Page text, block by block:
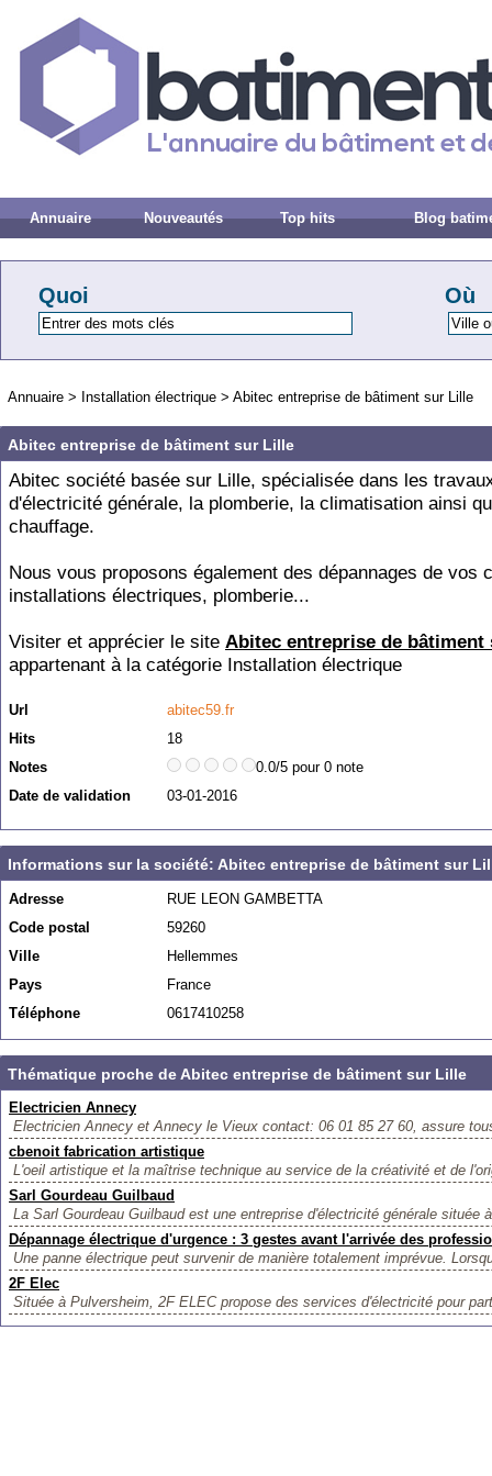
Annuaire Nouveautés Top hits Blog
Quoi Où
Annuaire > Installation électrique > Abitec entreprise de bâtiment sur Lille
Abitec entreprise de bâtiment sur Lille
Abitec société basée sur Lille, spécialisée dans les
d'électricité générale, la plomberie, la climatisation ainsi
chauffage.
Nous vous proposons également des dépannages de vos
installations électriques, plomberie...
Visiter et apprécier le site Abitec entreprise de
appartenant à la catégorie Installation électrique
Url
abitec59.fr
Hits
18
Notes
0.0/5 pour 0 note
Date de validation
03-01-2016
Informations sur la société: Abitec entreprise de bâtiment sur
Adresse
RUE LEON GAMBETTA
Code postal
59260
Ville
Hellemmes
Pays
France
Téléphone
0617410258
Thématique proche de Abitec entreprise de bâtiment sur Lille
Electricien Annecy
Electricien Annecy et Annecy le Vieux contact: 06 01 85 27 60, assure
cbenoit fabrication artistique
L'oeil artistique et la maîtrise technique au service de la créativité et de
Sarl Gourdeau Guilbaud
La Sarl Gourdeau Guilbaud est une entreprise d'électricité générale située
Dépannage électrique d'urgence : 3 gestes avant l'arrivée des
Une panne électrique peut survenir de manière totalement imprévue.
2F Elec
Située à Pulversheim, 2F ELEC propose des services d'électricité pour